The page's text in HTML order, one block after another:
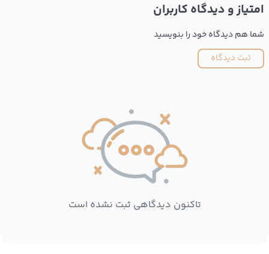
امتیاز و دیدگاه کاربران
شما هم دیدگاه خود را بنویسید
ثبت دیدگاه
تاکنون دیدگاهی ثبت نشده است